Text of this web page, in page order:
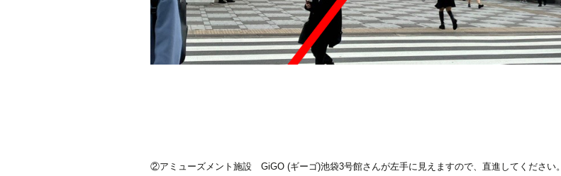
②アミューズメント施設 GiGO (ギーゴ)池袋3号館さんが左手に見えますので、直進してください。